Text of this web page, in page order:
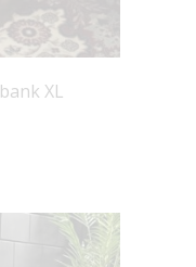
XL